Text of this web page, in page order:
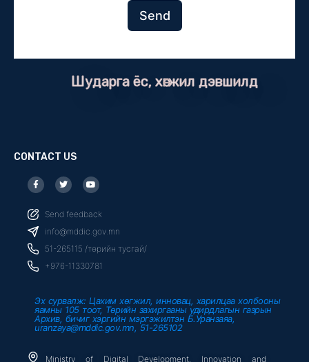
Send
Шударга ёс, хөгжил дэвшилд
CONTACT US
F
a
c
b
o
o
k
f
T
w
i
t
r
Y
o
u
u
e
Send feedback
info@mddic.gov.mn
51-265115 /төрийн тусгай/
+976-11330781
Эх сурвалж: Цахим хөгжил, инновац, харилцаа холбооны
яамны 105 тоот, Төрийн захиргааны удирдлагын газрын
Архив, бичиг хэргийн мэргэжилтэн Б.Уранзаяа,
uranzaya@mddic.gov.mn, 51-265102
Ministry of Digital Development, Innovation and